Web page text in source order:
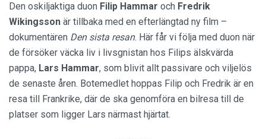
Den oskiljaktiga duon Filip Hammar och Fredrik
Wikingsson är tillbaka med en efterlängtad ny film –
dokumentären Den sista resan. Här får vi följa med duon när
de försöker väcka liv i livsgnistan hos Filips älskvärda
pappa, Lars Hammar, som blivit allt passivare och viljelös
de senaste åren. Botemedlet hoppas Filip och Fredrik är en
resa till Frankrike, där de ska genomföra en bilresa till de
platser som ligger Lars närmast hjärtat.